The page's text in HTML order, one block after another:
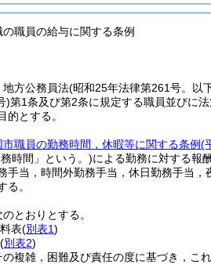
職員の給与に関する条例
地方公務員法(昭和25年法律第261号。以
)第1条及び第2条に規定する職員並びに
的とする。
市職員の勤務時間，休暇等に関する条例(
時間」という。)による勤務に対する報
手当，時間外勤務手当，休日勤務手当
る。
とおりとする。
表(別表1)
(別表2)
複雑，困難及び責任の度に基づき，こ